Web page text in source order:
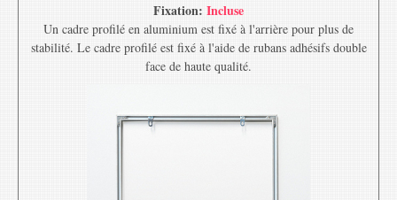
Fixation: Incluse
Un cadre profilé en aluminium est fixé à l'arrière pour plus de
stabilité. Le cadre profilé est fixé à l'aide de rubans adhésifs double
face de haute qualité.